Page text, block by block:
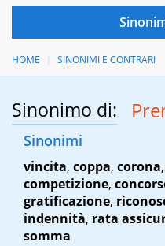
HOME SINONIMI E CONTRARI
Sinonimo di:
Sinonimi
vincita, coppa, corona,
competizione,
gratificazione,
indennità, rata
somma